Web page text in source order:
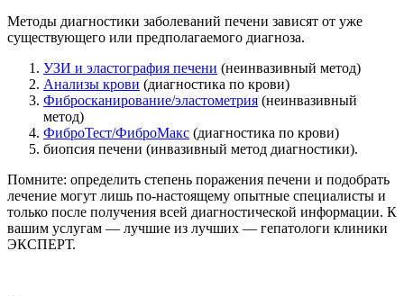
Методы диагностики заболеваний печени зависят от уже
существующего или предполагаемого диагноза.
УЗИ и эластография печени (неинвазивный метод)
Анализы крови (диагностика по крови)
Фибросканирование/эластометрия (неинвазивный
метод)
ФиброТест/ФиброМакс (диагностика по крови)
биопсия печени (инвазивный метод диагностики).
Помните: определить степень поражения печени и подобрать
лечение могут лишь по-настоящему опытные специалисты и
только после получения всей диагностической информации. К
вашим услугам — лучшие из лучших — гепатологи клиники
ЭКСПЕРТ.